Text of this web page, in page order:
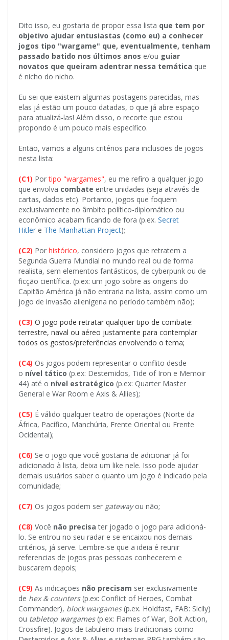
Dito isso, eu gostaria de propor essa lista que tem por
objetivo ajudar entusiastas (como eu) a conhecer
jogos tipo "wargame" que, eventualmente, tenham
passado batido nos últimos anos e/ou guiar
novatos que queiram adentrar nessa temática que
é nicho do nicho.
Eu sei que existem algumas postagens parecidas, mas
elas já estão um pouco datadas, o que já abre espaço
para atualizá-las! Além disso, o recorte que estou
propondo é um pouco mais específico.
Então, vamos a alguns critérios para inclusões de jogos
nesta lista:
(C1) Portipo "wargames", eu me refiro a qualquer jogo
que envolva combate entre unidades (seja através de
cartas, dados etc). Portanto, jogos que foquem
exclusivamente no âmbito político-diplomático ou
econômico acabam ficando de fora (p.ex. Secret
Hitler e The Manhattan Project);
(C2) Por histórico, considero jogos que retratem a
Segunda Guerra Mundial no mundo real ou de forma
realista, sem elementos fantásticos, de cyberpunk ou de
ficção científica. (p.ex: um jogo sobre as origens do
Capitão América já não entraria na lista, assim como um
jogo de invasão alienígena no período também não);
(C3) O jogo pode retratar qualquer tipo de combate:
terrestre, naval ou aéreo justamente para contemplar
todos os gostos/preferências envolvendo o tema;
(C4) Os jogos podem representar o conflito desde
o nível tático (p.ex: Destemidos, Tide of Iron e Memoir
44) até o nível estratégico (p.ex: Quarter Master
General e War Room e Axis & Allies);
(C5) É válido qualquer teatro de operações (Norte da
África, Pacífico, Manchúria, Frente Oriental ou Frente
Ocidental);
(C6) Se o jogo que você gostaria de adicionar já foi
adicionado à lista, deixa um like nele. Isso pode ajudar
demais usuários saber o quanto um jogo é indicado pela
comunidade;
(C7) Os jogos podem ser gatewayou não;
(C8) Você não precisa ter jogado o jogo para adicioná-
lo. Se entrou no seu radar e se encaixou nos demais
critérios, já serve. Lembre-se que a ideia é reunir
referencias de jogos pras pessoas conhecerem e
buscarem depois;
(C9) As indicações não precisam ser exclusivamente
de hex & counters(p.ex: Conflict of Heroes, Combat
Commander), block wargames(p.ex. Holdfast, FAB: Sicily)
ou tabletop wargames(p.ex: Flames of War, Bolt Action,
Crossfire). Jogos de tabuleiro mais tradicionais como